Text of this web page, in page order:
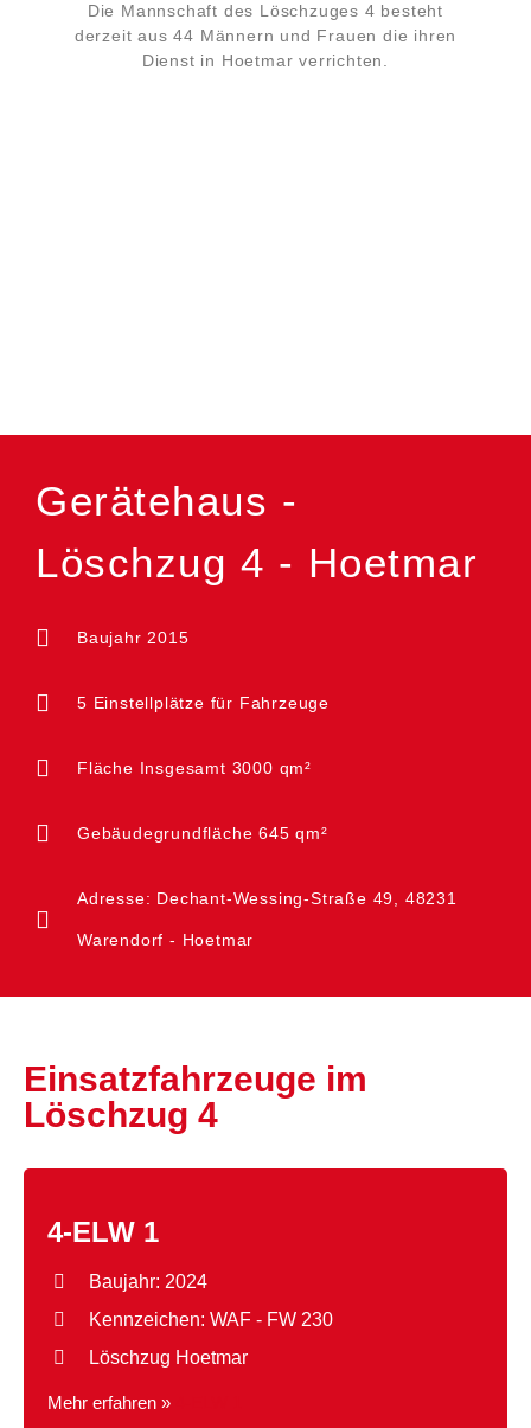
Die Mannschaft des Löschzuges 4 besteht
derzeit aus 44 Männern und Frauen die ihren
Dienst in Hoetmar verrichten.
Gerätehaus -
Löschzug 4 - Hoetmar
Baujahr 2015
5 Einstellplätze für Fahrzeuge
Fläche Insgesamt 3000 qm²
Gebäudegrundfläche 645 qm²
Adresse: Dechant-Wessing-Straße 49, 48231
Warendorf - Hoetmar
Einsatzfahrzeuge im
Löschzug 4
4-ELW 1
Baujahr: 2024
Kennzeichen: WAF - FW 230
Löschzug Hoetmar
Mehr erfahren »